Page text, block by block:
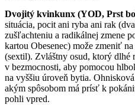
Dvojitý kvinkunx (YOD, Prst
situácia, pocit ani ryba ani rak
zušľachteniu a radikálnej zmene
kartou Obesenec) može zmeniť
(sextil). Zvláštny osud, ktorý dlhé
v bezmocnosti, aby pomocou
na vyššiu úroveň bytia.
akým spôsobom má prísť k
pohli vpred.